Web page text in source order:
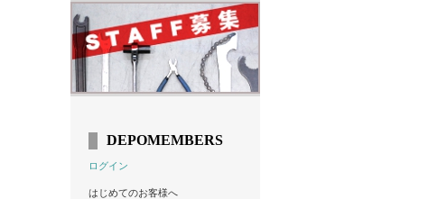
DEPOMEMBERS
ログイン
はじめてのお客様へ